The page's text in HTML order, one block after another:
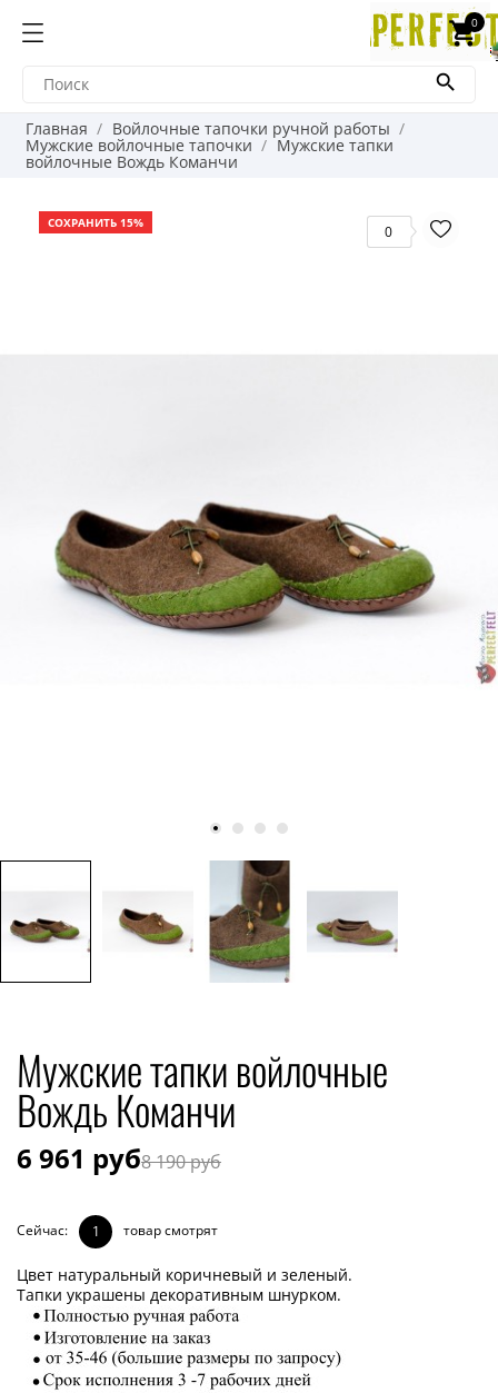
shopping_cart
0

Главная Войлочные тапочки ручной работы
Мужские войлочные тапочки Мужские тапки
войлочные Вождь Команчи
СОХРАНИТЬ 15% 0
Мужские тапки войлочные
Вождь Команчи
6 961 руб8 190 руб
Сейчас: 1 товар смотрят
Цвет натуральный коричневый и зеленый.
Тапки украшены декоративным шнурком.